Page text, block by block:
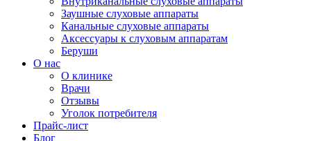
Заушные слуховые аппараты
Канальные слуховые аппараты
Аксессуары к слуховым аппаратам
Беруши
О нас
О клинике
Врачи
Отзывы
Уголок потребителя
Прайс-лист
Блог